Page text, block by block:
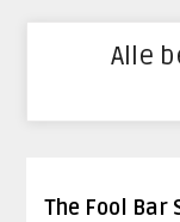
Alle
The Fool Bar